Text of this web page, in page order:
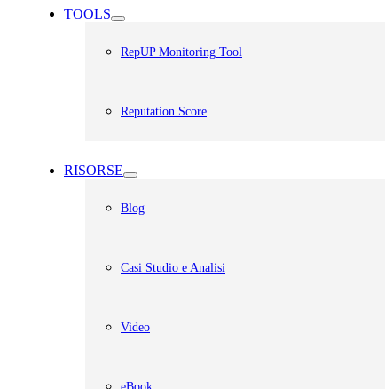
TOOLS
RepUP Monitoring Tool
Reputation Score
RISORSE
Blog
Casi Studio e Analisi
Video